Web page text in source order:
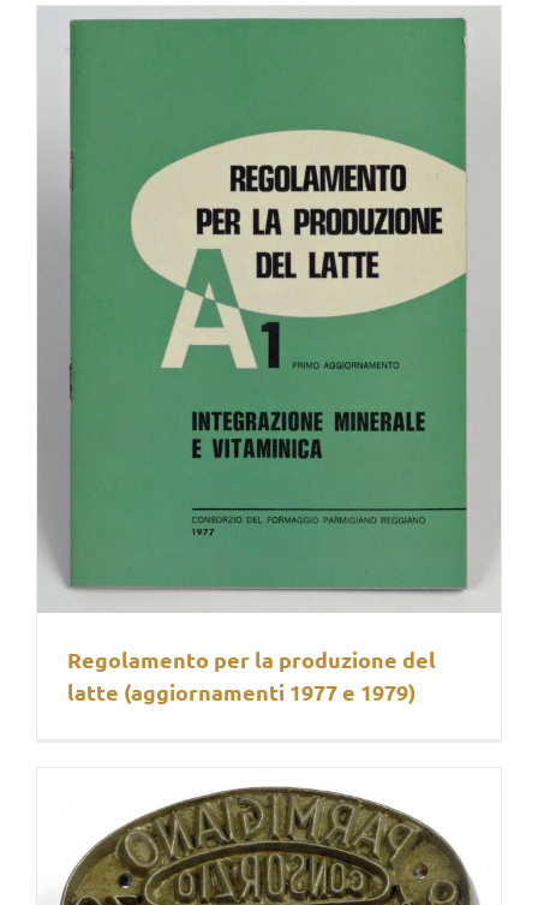
Regolamento per la produzione del
latte (aggiornamenti 1977 e 1979)